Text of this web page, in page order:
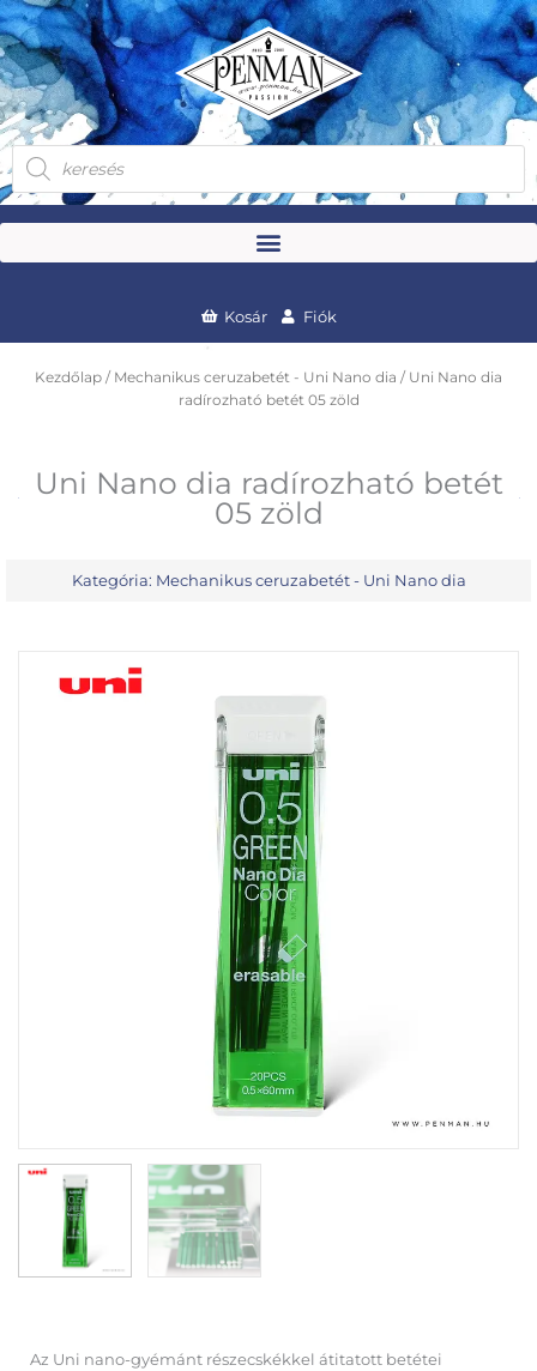
Skip
to
content
Products
search
Kosár Fiók
Kezdőlap / Mechanikus ceruzabetét - Uni Nano dia / Uni Nano dia
radírozható betét 05 zöld
Uni Nano dia radírozható betét
05 zöld
Kategória: Mechanikus ceruzabetét - Uni Nano dia
Az Uni nano-gyémánt részecskékkel átitatott betétei